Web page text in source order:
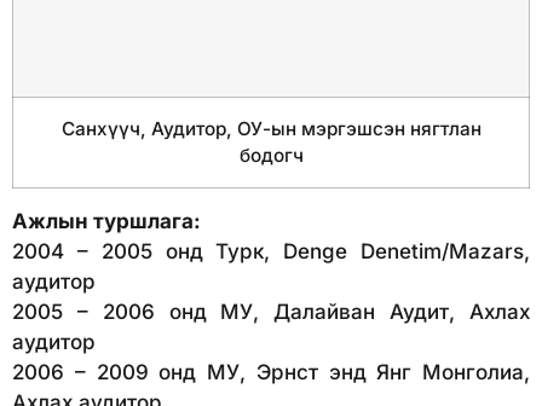
Санхүүч, Аудитор, ОУ-ын мэргэшсэн нягтлан
бодогч
Ажлын туршлага:
2004 – 2005 онд Турк, Denge Denetim/Mazars,
аудитор
2005 – 2006 онд МУ, Далайван Аудит, Ахлах
аудитор
2006 – 2009 онд МУ, Эрнст энд Янг Монголиа,